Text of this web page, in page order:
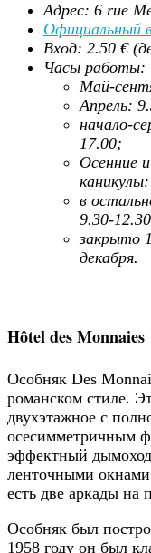
Адрес: 6 rue
Официальный
Вход: 2.50 €
Часы работы:
Май-
Апрель:
начало-
17.00;
Осенние
в
9.30-
закрыто
декабря.
Hôtel des Monnaies
Особняк Des
романском стиле.
двухэтажное с
осесимметричным
эффектный
ленточными
есть две аркады на
Особняк был
1958 году он был